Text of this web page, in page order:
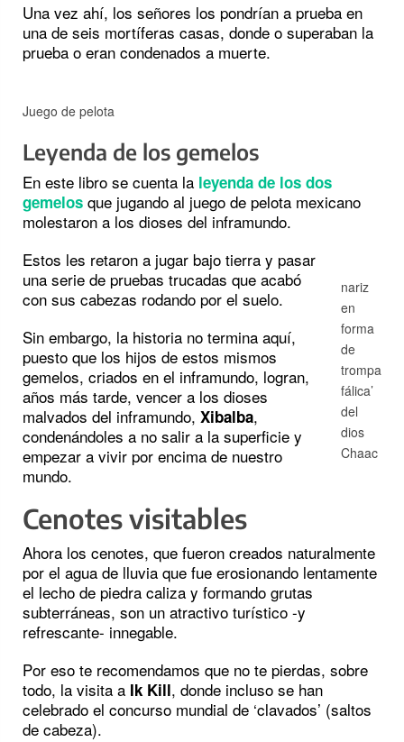
Una vez ahí, los señores los pondrían a prueba en
una de seis mortíferas casas, donde o superaban la
prueba o eran condenados a muerte.
Juego de pelota
Leyenda de los gemelos
En este libro se cuenta la leyenda de los dos
gemelos que jugando al juego de pelota mexicano
molestaron a los dioses del inframundo.
nariz
en
forma
de
trompa
fálica’
del
dios
Chaac
Estos les retaron a jugar bajo tierra y pasar
una serie de pruebas trucadas que acabó
con sus cabezas rodando por el suelo.
Sin embargo, la historia no termina aquí,
puesto que los hijos de estos mismos
gemelos, criados en el inframundo, logran,
años más tarde, vencer a los dioses
malvados del inframundo, Xibalba,
condenándoles a no salir a la superficie y
empezar a vivir por encima de nuestro
mundo.
Cenotes visitables
Ahora los cenotes, que fueron creados naturalmente
por el agua de lluvia que fue erosionando lentamente
el lecho de piedra caliza y formando grutas
subterráneas, son un atractivo turístico -y
refrescante- innegable.
Por eso te recomendamos que no te pierdas, sobre
todo, la visita a Ik Kill, donde incluso se han
celebrado el concurso mundial de ‘clavados’ (saltos
de cabeza).